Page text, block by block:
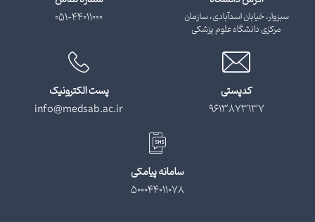
سبزوار، خیابان اسدآبادی، سازمان
مرکزی دانشگاه علوم پزشکی
051-44011000
کدپستی
9613873137
پست الکترونیک
info@medsab.ac.ir
سامانه پیامکی
500044011078